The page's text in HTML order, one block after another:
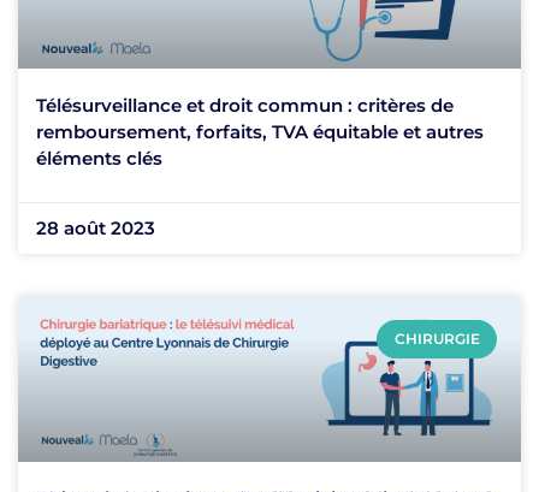
Télésurveillance et droit commun : critères de
remboursement, forfaits, TVA équitable et autres
éléments clés
28 août 2023
CHIRURGIE